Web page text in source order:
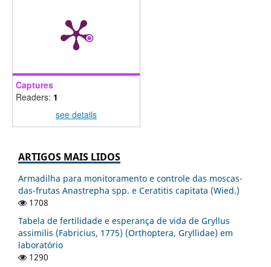
Captures
Readers: 1
see details
ARTIGOS MAIS LIDOS
Armadilha para monitoramento e controle das moscas-
das-frutas Anastrepha spp. e Ceratitis capitata (Wied.)
1708
Tabela de fertilidade e esperança de vida de Gryllus
assimilis (Fabricius, 1775) (Orthoptera, Gryllidae) em
laboratório
1290